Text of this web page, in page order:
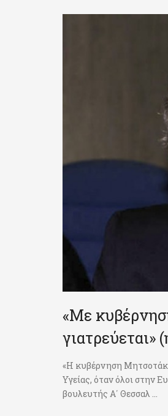
«Με
γιατρεύεται»
«Η κυβέρνηση
Υγείας, όταν όλοι στην
βουλευτής Α΄ Θεσσαλ ...